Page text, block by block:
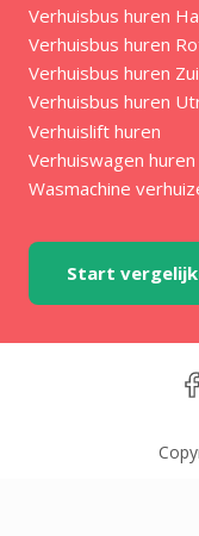
Verhuisbus huren
Verhuisbus huren
Verhuisbus huren
Verhuisbus huren
Verhuislift huren
Verhuiswagen huren
Wasmachine
Start